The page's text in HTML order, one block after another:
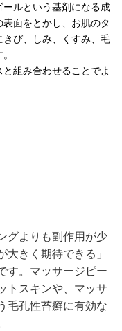
ルという基剤になる成
面をとかし、お肌のタ
び、しみ、くすみ、毛
組み合わせることでよ
グよりも副作用が少
きく期待できる」
す。マッサージピー
トスキンや、マッサ
毛孔性苔癬に有効な